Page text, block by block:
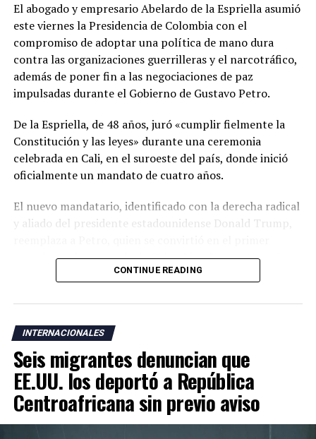
El abogado y empresario Abelardo de la Espriella asumió
este viernes la Presidencia de Colombia con el
compromiso de adoptar una política de mano dura
contra las organizaciones guerrilleras y el narcotráfico,
además de poner fin a las negociaciones de paz
impulsadas durante el Gobierno de Gustavo Petro.
De la Espriella, de 48 años, juró «cumplir fielmente la
Constitución y las leyes» durante una ceremonia
celebrada en Cali, en el suroeste del país, donde inició
oficialmente un mandato de cuatro años.
El nuevo mandatario, identificado con la derecha radical
y aliado del presidente estadounidense Donald Trump,
presidente de izquierda de Colombia y ha cuestionado la
legitimidad de la elección de su sucesor al denunciar un
las autoridades.
La ceremonia de investidura se realizó en Cali, una
ciudad cercana a zonas donde operan grupos armados
responsables de una escalada de violencia que ha
golpeado al país durante los últimos años. De la
Espriella también rompió con la tradición de celebrar la
toma de posesión en Bogotá y optó por una ceremonia
CONTINUE READING
INTERNACIONALES
Seis migrantes denuncian que
EE.UU. los deportó a República
Centroafricana sin previo aviso